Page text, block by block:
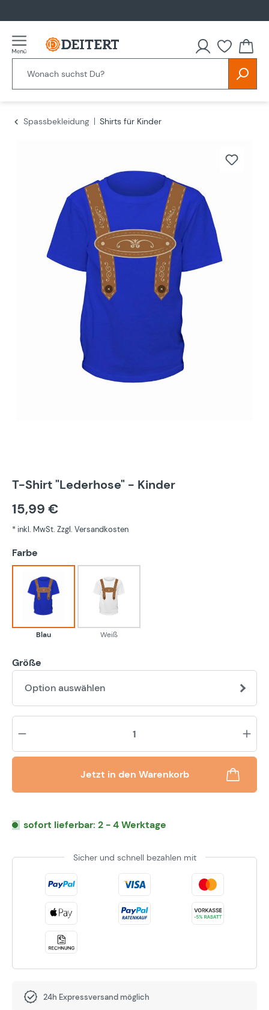
Spassbekleidung
Shirts für Kinder
T-Shirt "Lederhose" - Kinder
15,99 €
* inkl. MwSt. Zzgl. Versandkosten
Farbe
Blau
Blau
Weiß
Weiß
Größe
Option auswählen
Jetzt in den Warenkorb
sofort lieferbar: 2 - 4 Werktage
Sicher und schnell bezahlen mit
24h Expressversand möglich